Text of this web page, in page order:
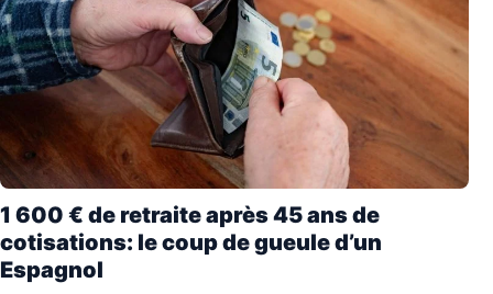
1 600 € de retraite après 45 ans de
cotisations: le coup de gueule d’un
Espagnol